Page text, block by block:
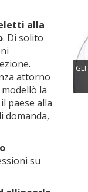
alla
. Di solito
attorno
la
paese alla
domanda,
su
GLI